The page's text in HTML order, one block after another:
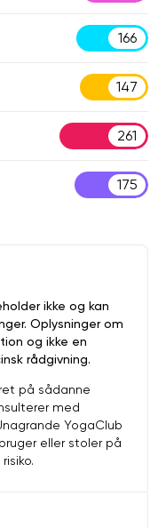
166
147
261
175
ikke og kan
Oplysninger om
og ikke en
rådgivning.
på sådanne
med
YogaClub
eller stoler på